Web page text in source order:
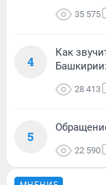
35 575
4
Как
28 413
5
22 590